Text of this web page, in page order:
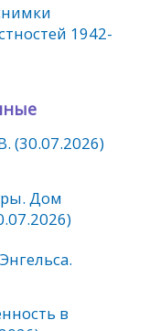
1942-
(30.07.2026)
Дом
в